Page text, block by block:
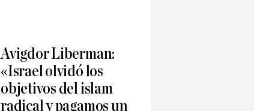
Avigdor Liberman:
«Israel olvidó los
objetivos del islam
radical y pagamos un